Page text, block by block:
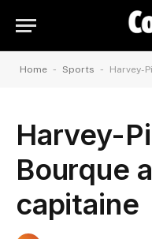
Home - Sports - Harvey-
Harvey-
Bourque
capitaine